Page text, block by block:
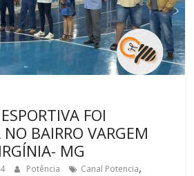
FOI
BAIRRO VARGEM
MG
Potência Canal Potencia,